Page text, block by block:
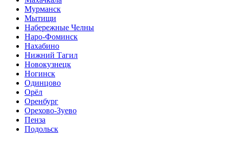
Мурманск
Мытищи
Набережные Челны
Наро-Фоминск
Нахабино
Нижний Тагил
Новокузнецк
Ногинск
Одинцово
Орёл
Оренбург
Орехово-Зуево
Пенза
Подольск